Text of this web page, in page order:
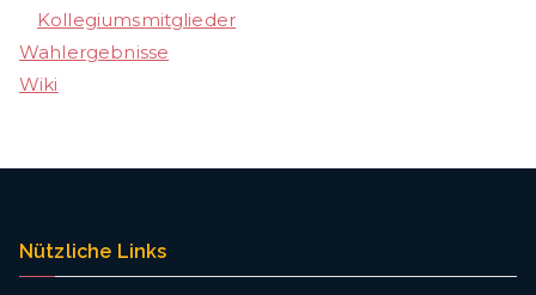
Kollegiumsmitglieder
Wahlergebnisse
Wiki
Nützliche Links